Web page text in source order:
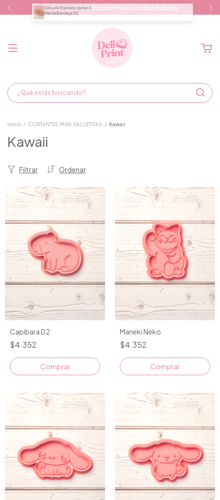
Demora de fabricación hasta 6 días hábiles
Inicio / CORTANTES PARA GALLETITAS / Kawaii
Kawaii
Ordenar
Filtrar
Capibara D2
$4.352
Comprar
Maneki Neko
$4.352
Comprar